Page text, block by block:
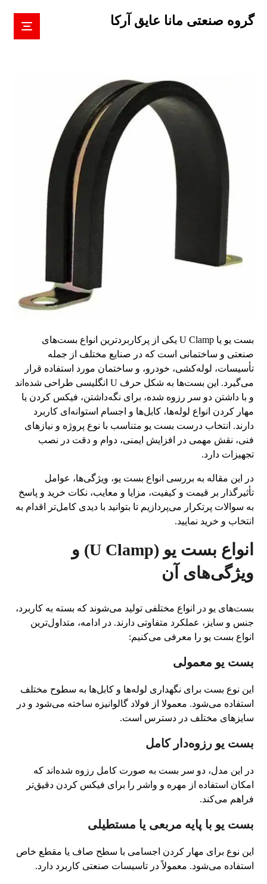
گروه صنعتی مانا عایق آرکا
بست یو یا U Clamp یکی از پرکاربردترین انواع بست‌های
صنعتی و ساختمانی است که در صنایع مختلف از جمله
تأسیسات، لوله‌کشی، خودرو، و ساختمان مورد استفاده قرار
می‌گیرد. این بست‌ها به شکل حرف U انگلیسی طراحی شده‌اند
و با داشتن دو سر رزوه شده، برای نگه‌داشتن، فیکس کردن یا
مهار کردن انواع لوله‌ها، کابل‌ها و اجسام استوانه‌ای کاربرد
دارند. انتخاب درست بست یو متناسب با نوع پروژه و نیازهای
فنی، نقش مهمی در افزایش ایمنی، دوام و دقت در نصب
تجهیزات دارد.
در این مقاله به بررسی انواع بست یو، ویژگی‌ها، عوامل
تأثیرگذار بر قیمت و کیفیت، مزایا و معایب، نکات خرید و پاسخ
به سوالات پرتکرار می‌پردازیم تا بتوانید با دیدی کامل‌تر اقدام به
انتخاب و خرید نمایید.
انواع بست یو (U Clamp) و
ویژگی‌های آن
بست‌های یو در انواع مختلفی تولید می‌شوند که بسته به کاربرد،
جنس و سایز، عملکرد متفاوتی دارند. در ادامه، متداول‌ترین
انواع بست یو را معرفی می‌کنیم:
بست یو معمولی
این نوع بست برای نگهداری لوله‌ها و کابل‌ها به سطوح مختلف
استفاده می‌شود. معمولا از فولاد گالوانیزه ساخته می‌شود و در
سایزهای مختلف در دسترس است.
بست یو رزوه‌دار کامل
در این مدل، دو سر بست به صورت کامل رزوه شده‌اند که
امکان استفاده از مهره و واشر را برای فیکس کردن دقیق‌تر
فراهم می‌کند.
بست یو با پایه مربعی یا مستطیلی
این نوع برای مهار کردن اجسامی با سطح صاف یا مقطع خاص
استفاده می‌شود. معمولاً در تاسیسات صنعتی کاربرد دارد.